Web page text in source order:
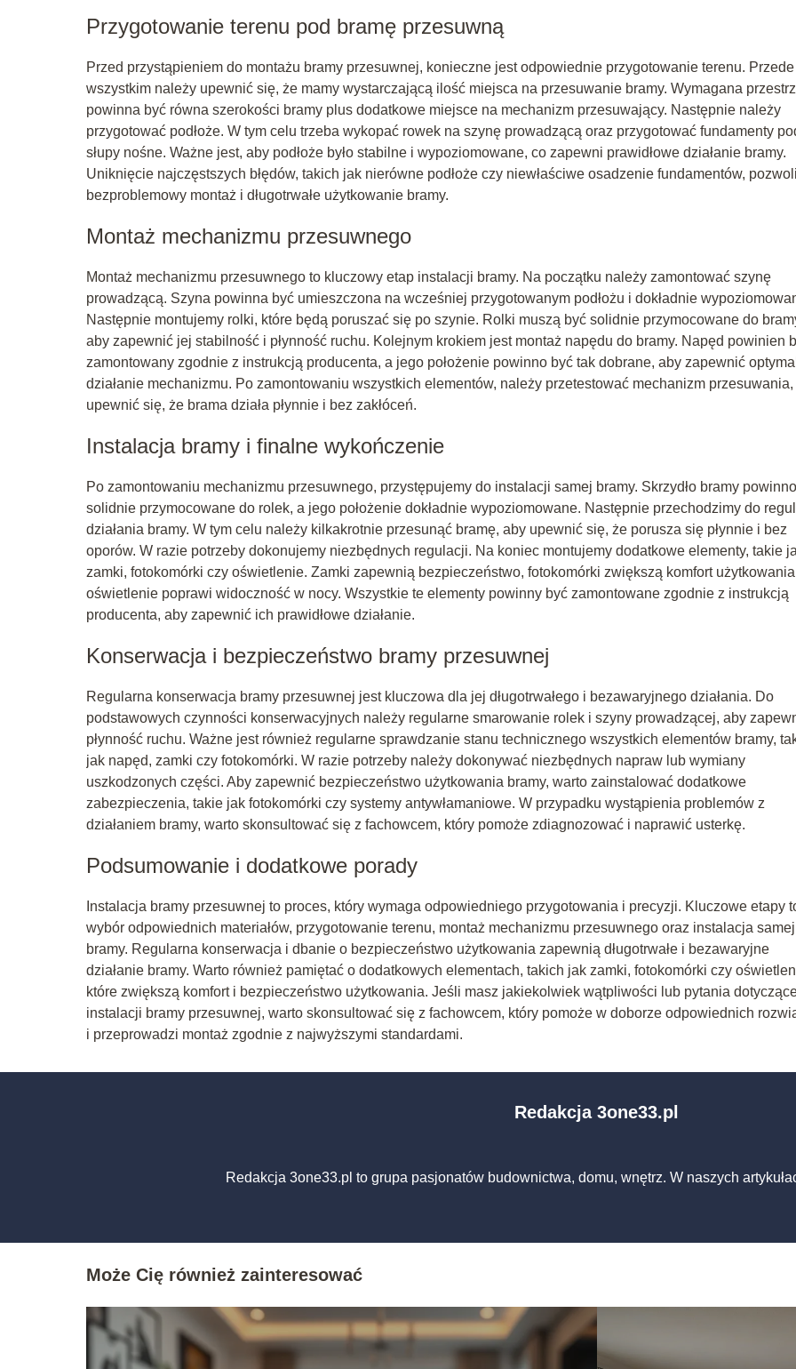
Przygotowanie terenu pod bramę przesuwną
Przed przystąpieniem do montażu bramy przesuwnej, konieczne jest odpowiednie przygotowanie terenu. Przede
wszystkim należy upewnić się, że mamy wystarczającą ilość miejsca na przesuwanie bramy. Wymagana
powinna być równa szerokości bramy plus dodatkowe miejsce na mechanizm przesuwający. Następnie należy
przygotować podłoże. W tym celu trzeba wykopać rowek na szynę prowadzącą oraz przygotować fundamenty
słupy nośne. Ważne jest, aby podłoże było stabilne i wypoziomowane, co zapewni prawidłowe działanie bramy.
Uniknięcie najczęstszych błędów, takich jak nierówne podłoże czy niewłaściwe osadzenie fundamentów,
bezproblemowy montaż i długotrwałe użytkowanie bramy.
Montaż mechanizmu przesuwnego
Montaż mechanizmu przesuwnego to kluczowy etap instalacji bramy. Na początku należy zamontować szynę
prowadzącą. Szyna powinna być umieszczona na wcześniej przygotowanym podłożu i dokładnie
Następnie montujemy rolki, które będą poruszać się po szynie. Rolki muszą być solidnie przymocowane do
aby zapewnić jej stabilność i płynność ruchu. Kolejnym krokiem jest montaż napędu do bramy. Napęd powinien
zamontowany zgodnie z instrukcją producenta, a jego położenie powinno być tak dobrane, aby zapewnić
działanie mechanizmu. Po zamontowaniu wszystkich elementów, należy przetestować mechanizm
upewnić się, że brama działa płynnie i bez zakłóceń.
Instalacja bramy i finalne wykończenie
Po zamontowaniu mechanizmu przesuwnego, przystępujemy do instalacji samej bramy. Skrzydło bramy
solidnie przymocowane do rolek, a jego położenie dokładnie wypoziomowane. Następnie przechodzimy do
działania bramy. W tym celu należy kilkakrotnie przesunąć bramę, aby upewnić się, że porusza się płynnie i bez
oporów. W razie potrzeby dokonujemy niezbędnych regulacji. Na koniec montujemy dodatkowe elementy, takie
zamki, fotokomórki czy oświetlenie. Zamki zapewnią bezpieczeństwo, fotokomórki zwiększą komfort
oświetlenie poprawi widoczność w nocy. Wszystkie te elementy powinny być zamontowane zgodnie z instrukcją
producenta, aby zapewnić ich prawidłowe działanie.
Konserwacja i bezpieczeństwo bramy przesuwnej
Regularna konserwacja bramy przesuwnej jest kluczowa dla jej długotrwałego i bezawaryjnego działania. Do
podstawowych czynności konserwacyjnych należy regularne smarowanie rolek i szyny prowadzącej, aby
płynność ruchu. Ważne jest również regularne sprawdzanie stanu technicznego wszystkich elementów bramy,
jak napęd, zamki czy fotokomórki. W razie potrzeby należy dokonywać niezbędnych napraw lub wymiany
uszkodzonych części. Aby zapewnić bezpieczeństwo użytkowania bramy, warto zainstalować dodatkowe
zabezpieczenia, takie jak fotokomórki czy systemy antywłamaniowe. W przypadku wystąpienia problemów z
działaniem bramy, warto skonsultować się z fachowcem, który pomoże zdiagnozować i naprawić usterkę.
Podsumowanie i dodatkowe porady
Instalacja bramy przesuwnej to proces, który wymaga odpowiedniego przygotowania i precyzji. Kluczowe etapy
wybór odpowiednich materiałów, przygotowanie terenu, montaż mechanizmu przesuwnego oraz instalacja samej
bramy. Regularna konserwacja i dbanie o bezpieczeństwo użytkowania zapewnią długotrwałe i bezawaryjne
działanie bramy. Warto również pamiętać o dodatkowych elementach, takich jak zamki, fotokomórki czy
które zwiększą komfort i bezpieczeństwo użytkowania. Jeśli masz jakiekolwiek wątpliwości lub pytania
instalacji bramy przesuwnej, warto skonsultować się z fachowcem, który pomoże w doborze odpowiednich
i przeprowadzi montaż zgodnie z najwyższymi standardami.
Redakcja 3one33.pl
Redakcja 3one33.pl to grupa pasjonatów budownictwa, domu, wnętrz. W naszych
Może Cię również zainteresować